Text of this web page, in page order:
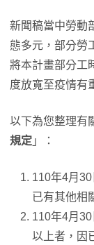
新聞稿當中勞動
態多元，部分勞
將本計畫部分工
度放寬至疫情有
以下為您整理有
規定 」：
110年4月
已有其他相
110年4月
以上者，因